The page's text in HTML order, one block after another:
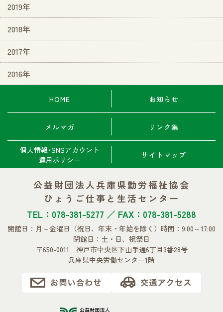
2019年
2018年
2017年
2016年
HOME お知らせ
メルマガ リンク集
個人情報･SNSアカウント
運用ポリシー
サイトマップ
公益財団法人兵庫県勤労福祉協会
ひょうご仕事と生活センター
TEL：078-381-5277 ／ FAX：078-381-5288
開館日：月～金曜日 （祝日、年末・年始を除く） 時間：9:00～17:00
閉館日：土・日、祝祭日
〒650-0011 神戸市中央区下山手通6丁目3番28号
兵庫県中央労働センター1階